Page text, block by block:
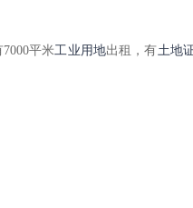
7000平米工业用地出租，有土地